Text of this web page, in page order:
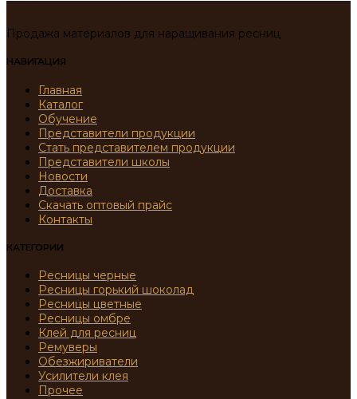
Продажа материалов для наращивания ресниц
НАВИГАЦИЯ
Главная
Каталог
Обучение
Представители продукции
Стать представителем продукции
Представители школы
Новости
Доставка
Скачать оптовый прайс
Контакты
КАТЕГОРИИ
Ресницы черные
Ресницы горький шоколад
Ресницы цветные
Ресницы омбре
Клей для ресниц
Ремуверы
Обезжириватели
Усилители клея
Прочее